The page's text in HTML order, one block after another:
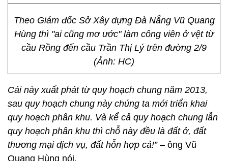
Theo Giám đốc Sở Xây dựng Đà Nẵng Vũ Quang
Hùng thì "ai cũng mơ ước" làm công viên ở vệt từ
cầu Rồng đến cầu Trần Thị Lý trên đường 2/9
(Ảnh: HC)
Cái này xuất phát từ quy hoạch chung năm 2013,
sau quy hoạch chung này chúng ta mới triển khai
quy hoạch phân khu. Và kể cả quy hoạch chung lẫn
quy hoạch phân khu thì chỗ này đều là đất ở, đất
thương mại dịch vụ, đất hỗn hợp cả!” – ông Vũ
Quang Hùng nói.